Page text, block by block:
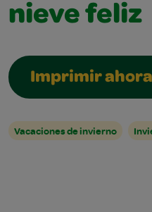
nieve feliz
Imprimir ahora
Vacaciones de invierno